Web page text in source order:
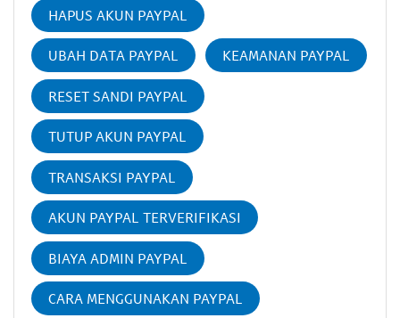
HAPUS AKUN PAYPAL
UBAH DATA PAYPAL KEAMANAN PAYPAL
RESET SANDI PAYPAL
TUTUP AKUN PAYPAL
TRANSAKSI PAYPAL
AKUN PAYPAL TERVERIFIKASI
BIAYA ADMIN PAYPAL
CARA MENGGUNAKAN PAYPAL